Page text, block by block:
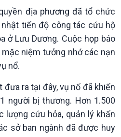
Thế giới
Tin thế giới
địa phương đã tổ chức
tiến độ công tác cứu hộ
ở Lưu Dương. Cuộc họp báo
niệm tưởng nhớ các nạn
nổ.
ra tại đây, vụ nổ đã khiến
người bị thương. Hơn 1.500
lượng cứu hỏa, quản lý khẩn
sở ban ngành đã được huy